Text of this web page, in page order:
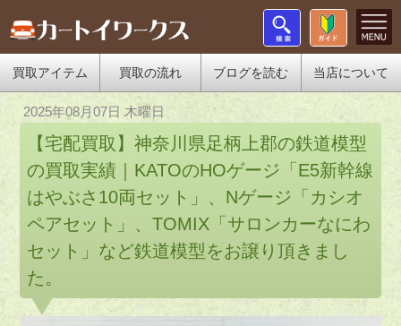
買取アイテム 買取の流れ ブログを読む 当店について
2025年08月07日 木曜日
【宅配買取】神奈川県足柄上郡の鉄道模型
の買取実績｜KATOのHOゲージ「E5新幹線
はやぶさ10両セット」、Nゲージ「カシオ
ペアセット」、TOMIX「サロンカーなにわ
セット」など鉄道模型をお譲り頂きまし
た。